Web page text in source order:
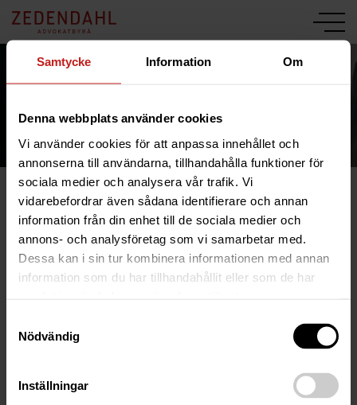
Samtycke Information Om
Denna webbplats använder cookies
Vi använder cookies för att anpassa innehållet och
annonserna till användarna, tillhandahålla funktioner för
sociala medier och analysera vår trafik. Vi
vidarebefordrar även sådana identifierare och annan
information från din enhet till de sociala medier och
annons- och analysföretag som vi samarbetar med.
Dessa kan i sin tur kombinera informationen med annan
information som du har tillhandahållit eller som de har
Nödvändig
Inställningar
Administrativ assistent och sekreterare